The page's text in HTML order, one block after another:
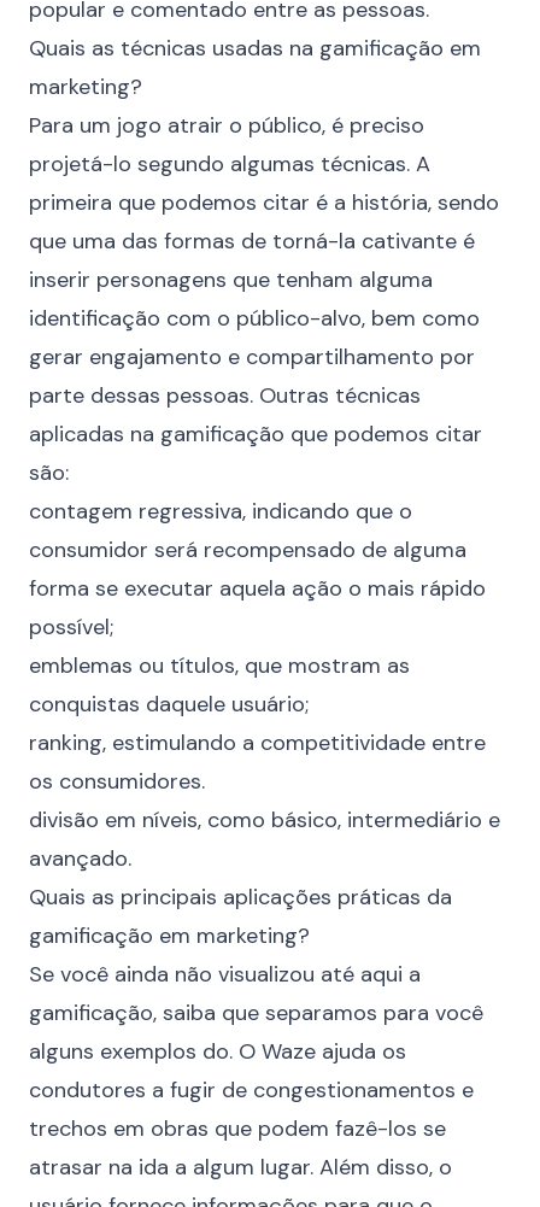
popular e comentado entre as pessoas.
Quais as técnicas usadas na gamificação em
marketing?
Para um jogo atrair o público, é preciso
projetá-lo segundo algumas técnicas. A
primeira que podemos citar é a história, sendo
que uma das formas de torná-la cativante é
inserir personagens que tenham alguma
identificação com o público-alvo, bem como
gerar engajamento e compartilhamento por
parte dessas pessoas. Outras técnicas
aplicadas na gamificação que podemos citar
são:
contagem regressiva, indicando que o
consumidor será recompensado de alguma
forma se executar aquela ação o mais rápido
possível;
emblemas ou títulos, que mostram as
conquistas daquele usuário;
ranking, estimulando a competitividade entre
os consumidores.
divisão em níveis, como básico, intermediário e
avançado.
Quais as principais aplicações práticas da
gamificação em marketing?
Se você ainda não visualizou até aqui a
gamificação, saiba que separamos para você
alguns exemplos do. O Waze ajuda os
condutores a fugir de congestionamentos e
trechos em obras que podem fazê-los se
atrasar na ida a algum lugar. Além disso, o